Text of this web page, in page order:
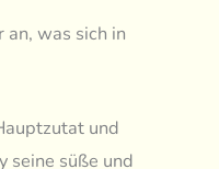
an, was sich in
und
seine süße und